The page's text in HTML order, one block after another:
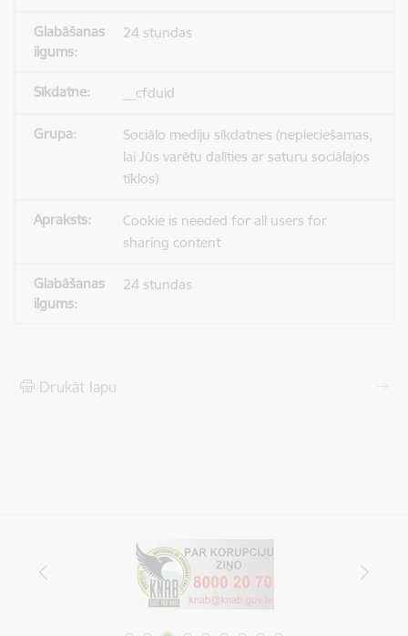
24 stundas
__cfduid
Sociālo mediju sīkdatnes (nepieciešamas,
lai Jūs varētu dalīties ar saturu sociālajos
tīklos)
Cookie is needed for all users for
sharing content
24 stundas
Drukāt lapu